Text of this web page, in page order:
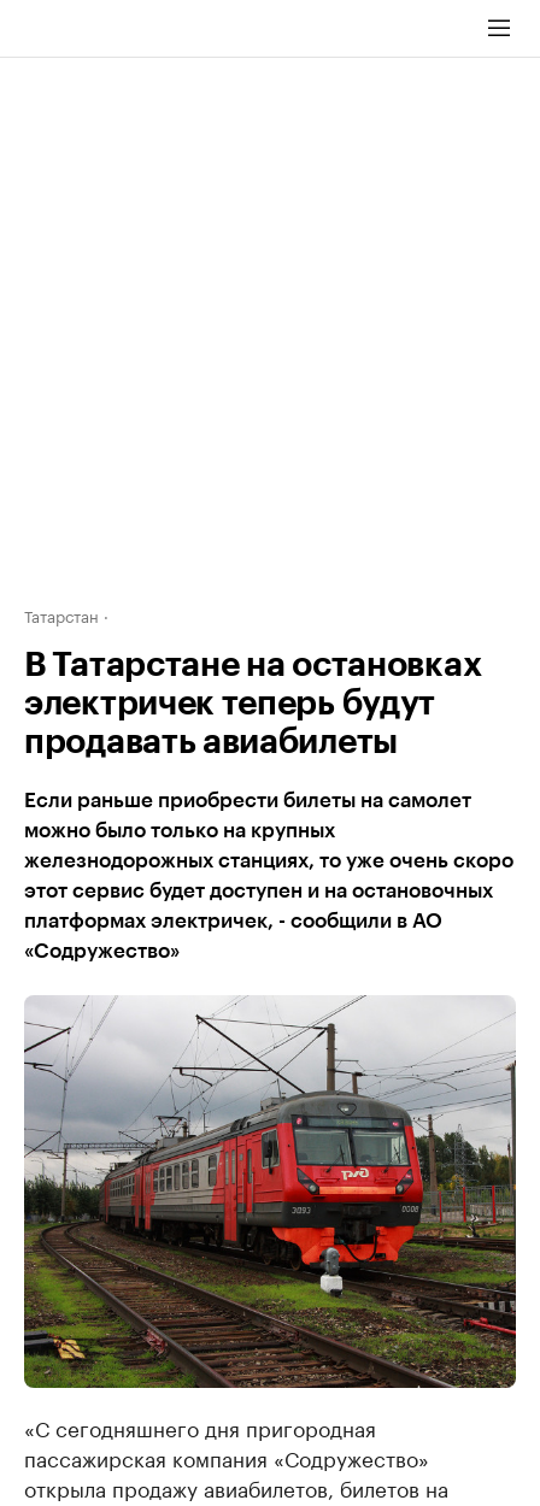
Татарстан
В Татарстане на остановках
электричек теперь будут
продавать авиабилеты
Если раньше приобрести билеты на самолет
можно было только на крупных
железнодорожных станциях, то уже очень скоро
этот сервис будет доступен и на остановочных
платформах электричек, - сообщили в АО
«Содружество»
«С сегодняшнего дня пригородная
пассажирская компания «Содружество»
открыла продажу авиабилетов, билетов на